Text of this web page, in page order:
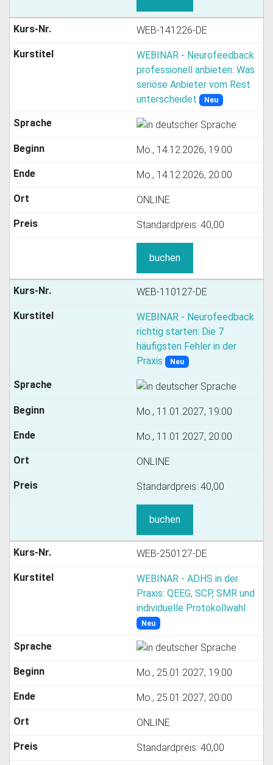
WEB-141226-DE
WEBINAR - Neurofeedback
professionell anbieten: Was
seriöse Anbieter vom Rest
unterscheidet
Neu
Mo., 14.12.2026, 19:00
Mo., 14.12.2026, 20:00
ONLINE
Standardpreis: 40,00
buchen
WEB-110127-DE
WEBINAR - Neurofeedback
richtig starten: Die 7
häufigsten Fehler in der
Praxis
Neu
Mo., 11.01.2027, 19:00
Mo., 11.01.2027, 20:00
ONLINE
Standardpreis: 40,00
buchen
WEB-250127-DE
WEBINAR - ADHS in der
Praxis: QEEG, SCP, SMR und
individuelle Protokollwahl
Neu
Mo., 25.01.2027, 19:00
Mo., 25.01.2027, 20:00
ONLINE
Standardpreis: 40,00